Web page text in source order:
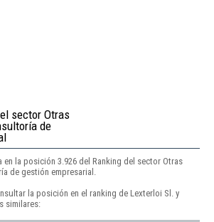
sector Otras
de
en la posición 3.926 del Ranking del sector Otras
de gestión empresarial.
la posición en el ranking de Lexterloi Sl. y
similares: